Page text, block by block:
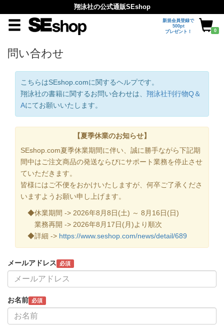
翔泳社の公式通販SEshop
新規会員登録で
500pt
プレゼント！
0
問い合わせ
こちらはSEshop.comに関するヘルプです。
翔泳社の書籍に関するお問い合わせは、 翔泳社刊行物Q＆
Aにてお願いいたします。
【夏季休業のお知らせ】
SEshop.com夏季休業期間に伴い、誠に勝手ながら下記期
間中はご注文商品の発送ならびにサポート業務を停止させ
ていただきます。
皆様にはご不便をおかけいたしますが、何卒ご了承くださ
いますようお願い申し上げます。
◆休業期間 -> 2026年8月8日(土) ～ 8月16日(日)
業務再開 -> 2026年8月17日(月)より順次
◆詳細 -> https://www.seshop.com/news/detail/689
メールアドレス 必須
お名前 必須